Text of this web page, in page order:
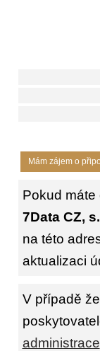
Mám zájem o
Pokud
7Data CZ,
na této
aktualizaci
V případě
administrace